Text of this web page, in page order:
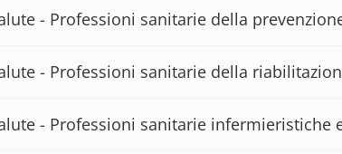
- Professioni sanitarie della
- Professioni sanitarie della
- Professioni sanitarie infermieristiche